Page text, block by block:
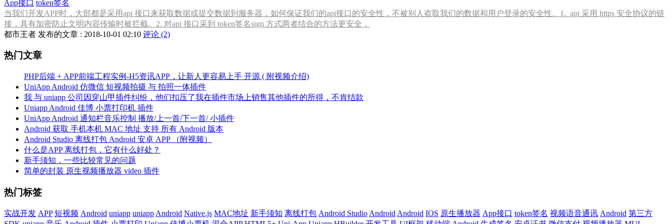
App接口 token签名
当我们开发APP时，大部都是采用api 接口来获取数据或提交数据到服务器，如何保证我们的api接口的安全性，不被别人盗取我们的数据和用户登录的安全性。1. api 采用 https 安全协议的链
接，具有加密防止文明内容传输时被拦截。2. 对api 接口采到 token签名sign 方式两者结合的方法更安全，
都市王者 发布的文章 : 2018-10-01 02:10 评论 (2)
热门文章
PHP后端 + APP前端工程实例-H5资讯APP，让新人更容易上手 开源 ( 附视频介绍)
UniApp Android 仿微信 短视频拍摄 与 拍照一体插件
我 与 uniapp 公司因穿山甲插件纠纷，他们扣压了我在插件市场上销售其他插件的所得，不肯结款
Uniapp Android 佳博 小票打印机 插件
UniApp Android 通知栏音乐控制 播放/上一首/下一首/ 小插件
Android 获取 手机本机 MAC 地址 支持 所有 Android 版本
Android Studio 离线打包 Android 安卓 APP （附视频）
什么是APP 离线打包，它有什么好处？
新手须知，一些比较常见的问题
简单的封装 原生视频播放器 video 插件
热门标签
实战开发 APP 短视频 Android uniapp uniapp Android Native.js MAC地址 新手须知 离线打包 Android Studio Android Android IOS 原生播放器 App接口 token签名 视频语音通讯 Android 第三方